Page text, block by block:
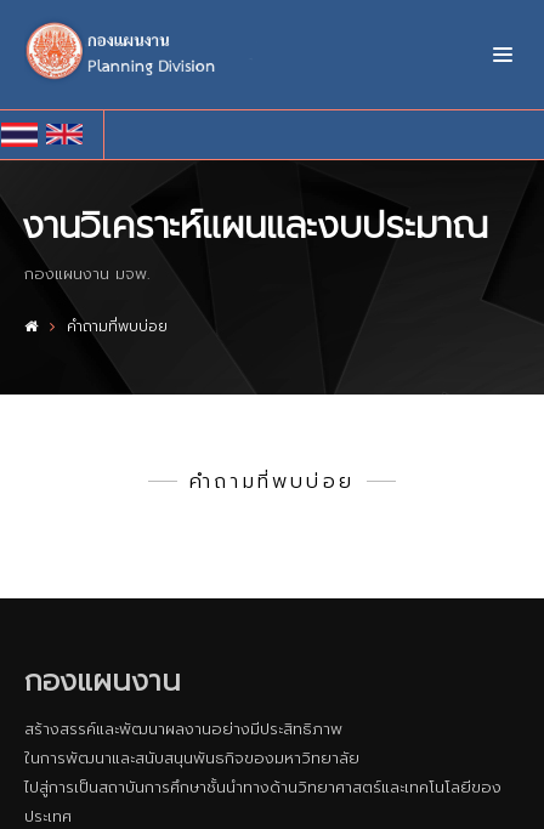
งานวิเคราะห์แผนและงบประมาณ
กองแผนงาน มจพ.
คำถามที่พบบ่อย
คำถามที่พบบ่อย
กองแผนงาน
สร้างสรรค์และพัฒนาผลงานอย่างมีประสิทธิภาพ
ในการพัฒนาและสนับสนุนพันธกิจของมหาวิทยาลัย
ไปสู่การเป็นสถาบันการศึกษาชั้นนําทางด้านวิทยาศาสตร์และเทคโนโลยีของ
ประเทศ